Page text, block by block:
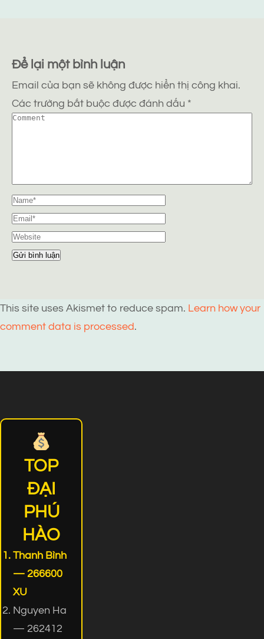
Để lại một bình luận
Email của bạn sẽ không được hiển thị công khai.
Các trường bắt buộc được đánh dấu *
This site uses Akismet to reduce spam. Learn how your
comment data is processed.
TOP
ĐẠI
PHÚ
HÀO
Thanh Bình
— 266600
XU
Nguyen Ha
— 262412